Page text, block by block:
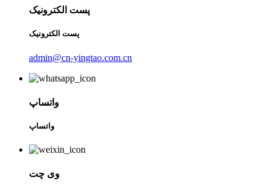
پست الکترونیک
پست الکترونیک
admin@cn-yingtao.com.cn
واتساپ
واتساپ
وی چت